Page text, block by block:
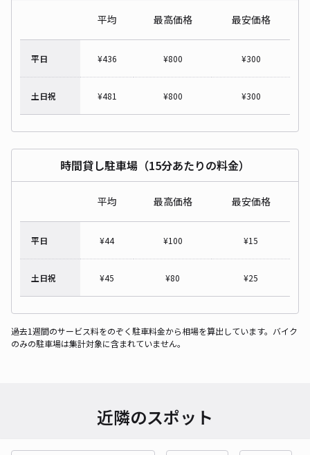
平均 最高価格 最安価格
平日 ¥436 ¥800 ¥300
土日祝 ¥481 ¥800 ¥300
時間貸し駐車場（15分あたりの料金）
平均 最高価格 最安価格
平日 ¥44 ¥100 ¥15
土日祝 ¥45 ¥80 ¥25
過去1週間のサービス料をのぞく駐車料金から相場を算出しています。バイク
のみの駐車場は集計対象に含まれていません。
近隣のスポット